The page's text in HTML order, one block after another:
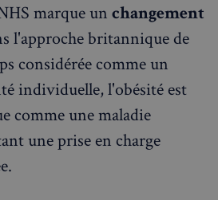
marque un changement
l'approche britannique de
considérée comme un
individuelle, l'obésité est
comme une maladie
une prise en charge